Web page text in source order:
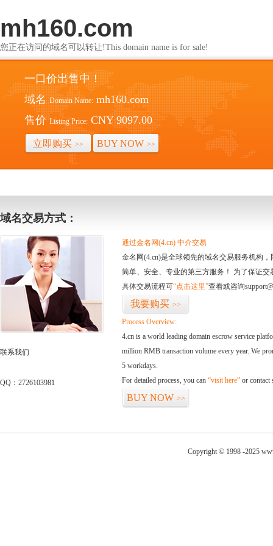
mh160.com
您正在访问的域名可以转让!This domain name is for sale!
一口价出售中！
域名 Domain Name: mh160.com
售价 Listing Price: CNY 9097.00
立即购买 >> BUY NOW >>
域名交易方式：
联系我们
QQ：2726103981
通过金名网(4.cn) 中介交易
金名网(4.cn)是全球领先的域名交易服务机构
简单、安全、专业的第三方服务！ 为了保证
具体交易流程可“点击这里”查看或咨询
我要购买 >>
Process Overview:
4.cn is a world leading domain escrow service
million RMB transaction volume every year. We
5 workdays.
For detailed process, you can “visit here” or contact
BUY NOW >>
Copyright © 1998 -2025